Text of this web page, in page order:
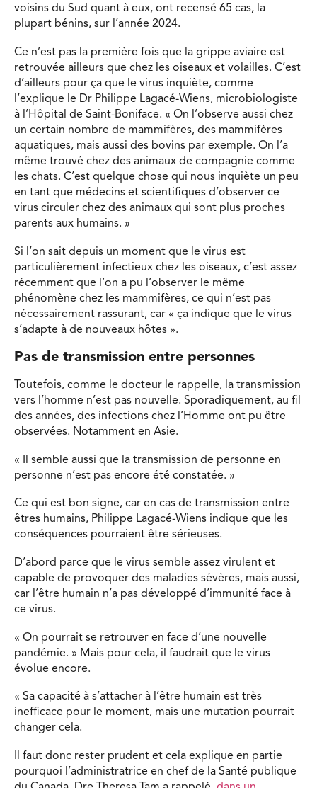
voisins du Sud quant à eux, ont recensé 65 cas, la
plupart bénins, sur l’année 2024.
Ce n’est pas la première fois que la grippe aviaire est
retrouvée ailleurs que chez les oiseaux et volailles. C’est
d’ailleurs pour ça que le virus inquiète, comme
l’explique le Dr Philippe Lagacé-Wiens, microbiologiste
à l’Hôpital de Saint-Boniface. « On l’observe aussi chez
un certain nombre de mammifères, des mammifères
aquatiques, mais aussi des bovins par exemple. On l’a
même trouvé chez des animaux de compagnie comme
les chats. C’est quelque chose qui nous inquiète un peu
en tant que médecins et scientifiques d’observer ce
virus circuler chez des animaux qui sont plus proches
parents aux humains. »
Si l’on sait depuis un moment que le virus est
particulièrement infectieux chez les oiseaux, c’est assez
récemment que l’on a pu l’observer le même
phénomène chez les mammifères, ce qui n’est pas
nécessairement rassurant, car « ça indique que le virus
s’adapte à de nouveaux hôtes ».
Pas de transmission entre personnes
Toutefois, comme le docteur le rappelle, la transmission
vers l’homme n’est pas nouvelle. Sporadiquement, au fil
des années, des infections chez l’Homme ont pu être
observées. Notamment en Asie.
« Il semble aussi que la transmission de personne en
personne n’est pas encore été constatée. »
Ce qui est bon signe, car en cas de transmission entre
êtres humains, Philippe Lagacé-Wiens indique que les
conséquences pourraient être sérieuses.
D’abord parce que le virus semble assez virulent et
capable de provoquer des maladies sévères, mais aussi,
car l’être humain n’a pas développé d’immunité face à
ce virus.
« On pourrait se retrouver en face d’une nouvelle
pandémie. » Mais pour cela, il faudrait que le virus
évolue encore.
« Sa capacité à s’attacher à l’être humain est très
inefficace pour le moment, mais une mutation pourrait
changer cela.
Il faut donc rester prudent et cela explique en partie
pourquoi l’administratrice en chef de la Santé publique